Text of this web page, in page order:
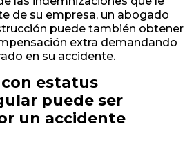
de su empresa, un abogado
puede también obtener
extra demandando
en su accidente.
estatus
puede ser
un accidente